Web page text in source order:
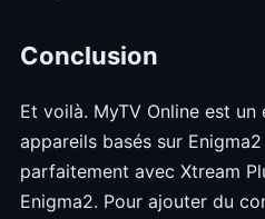
Conclusion
Et voilà. MyTV Online est
appareils basés sur Enigma2
parfaitement avec Xtream
Enigma2. Pour ajouter du